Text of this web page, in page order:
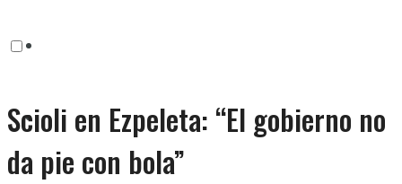
Lanús
Scioli en Ezpeleta: “El gobierno no
da pie con bola”